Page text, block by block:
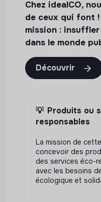
Chez idealCO,
de ceux qui font !
mission :
dans le monde
Découvrir
💡 Produits ou
responsables
La mission de
concevoir des
des services éco-
avec les besoins
écologique et